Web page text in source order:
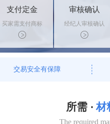
支付定金
买家需支付商标
标价的10%的购
买订金
审核确认
经纪人审核确认
商标状态
交易安全有保障
所需 · 材
The required